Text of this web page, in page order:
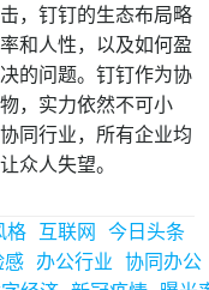
，钉钉的生态布局略
和人性，以及如何盈
的问题。钉钉作为协
，实力依然不可小
同行业，所有企业均
众人失望。
格 互联网 今日头条
感 办公行业 协同办公